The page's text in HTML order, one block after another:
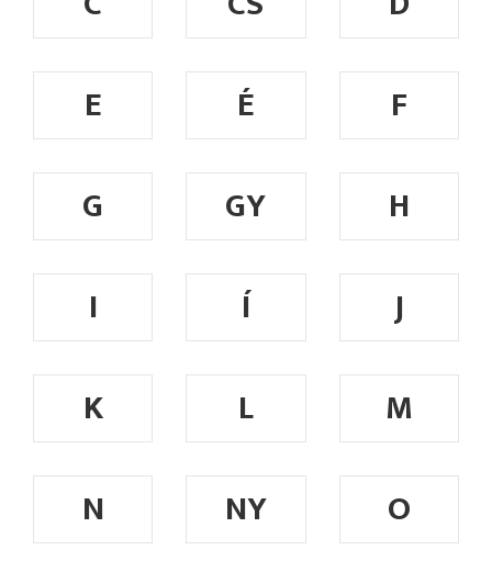
E
É
F
G
GY
H
I
Í
J
K
L
M
N
NY
O